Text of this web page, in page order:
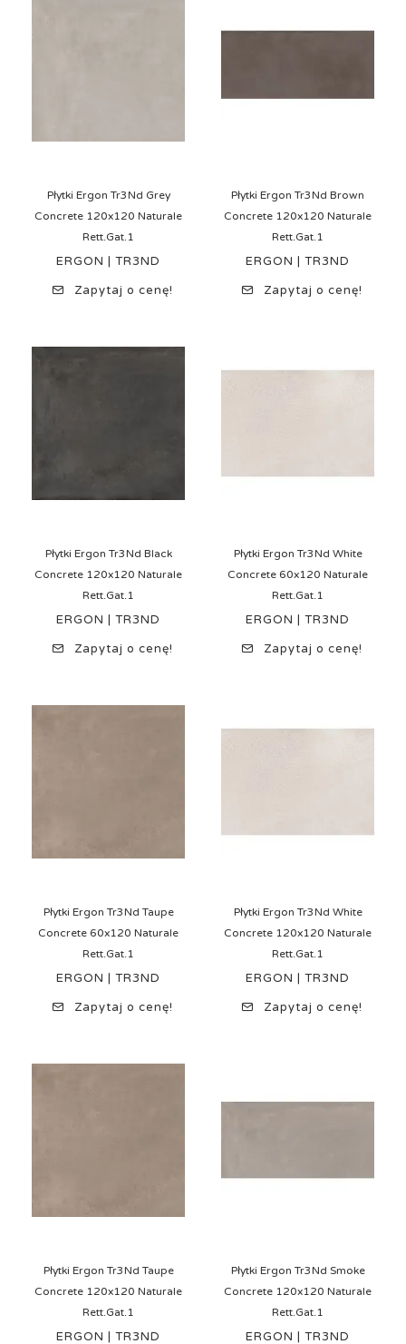
Płytki Ergon Tr3Nd Grey
Concrete 120x120 Naturale
Rett.Gat.1
ERGON | TR3ND
Zapytaj o cenę!
Płytki Ergon Tr3Nd Brown
Concrete 120x120 Naturale
Rett.Gat.1
ERGON | TR3ND
Zapytaj o cenę!
Płytki Ergon Tr3Nd Black
Concrete 120x120 Naturale
Rett.Gat.1
ERGON | TR3ND
Zapytaj o cenę!
Płytki Ergon Tr3Nd White
Concrete 60x120 Naturale
Rett.Gat.1
ERGON | TR3ND
Zapytaj o cenę!
Płytki Ergon Tr3Nd Taupe
Concrete 60x120 Naturale
Rett.Gat.1
ERGON | TR3ND
Zapytaj o cenę!
Płytki Ergon Tr3Nd White
Concrete 120x120 Naturale
Rett.Gat.1
ERGON | TR3ND
Zapytaj o cenę!
Płytki Ergon Tr3Nd Taupe
Concrete 120x120 Naturale
Rett.Gat.1
ERGON | TR3ND
Płytki Ergon Tr3Nd Smoke
Concrete 120x120 Naturale
Rett.Gat.1
ERGON | TR3ND